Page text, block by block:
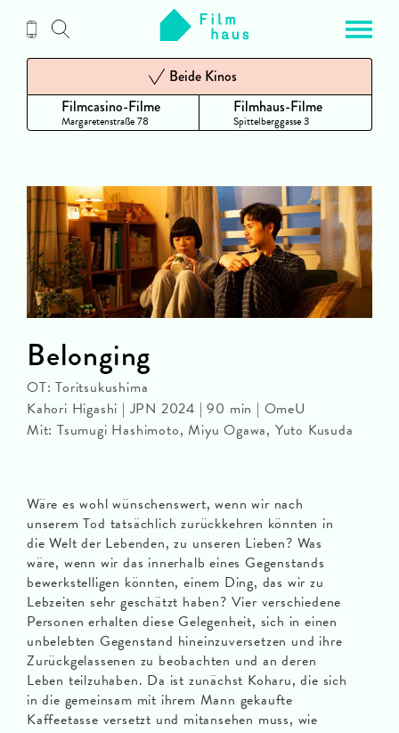
Inhalt
Filmcasino-Filme
Margaretenstraße 78
Beide Kinos
Filmhaus-Filme
Spittelberggasse 3
Wäre es wohl wünschenswert, wenn wir nach
unserem Tod tatsächlich zurückkehren könnten in
die Welt der Lebenden, zu unseren Lieben? Was
wäre, wenn wir das innerhalb eines Gegenstands
bewerkstelligen könnten, einem Ding, das wir zu
Lebzeiten sehr geschätzt haben? Vier verschiedene
Personen erhalten diese Gelegenheit, sich in einen
unbelebten Gegenstand hineinzuversetzen und ihre
Zurückgelassenen zu beobachten und an deren
Leben teilzuhaben. Da ist zunächst Koharu, die sich
in die gemeinsam mit ihrem Mann gekaufte
Kaffeetasse versetzt und mitansehen muss, wie
Belonging
OT: Toritsukushima
Kahori Higashi | JPN 2024 | 90 min | OmeU
Mit: Tsumugi Hashimoto, Miyu Ogawa, Yuto Kusuda